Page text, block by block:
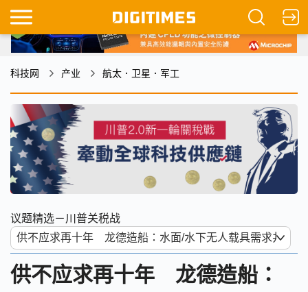
科技网 产业 航太．卫星．军工
议题精选－川普关税战
供不应求再十年 龙德造船：